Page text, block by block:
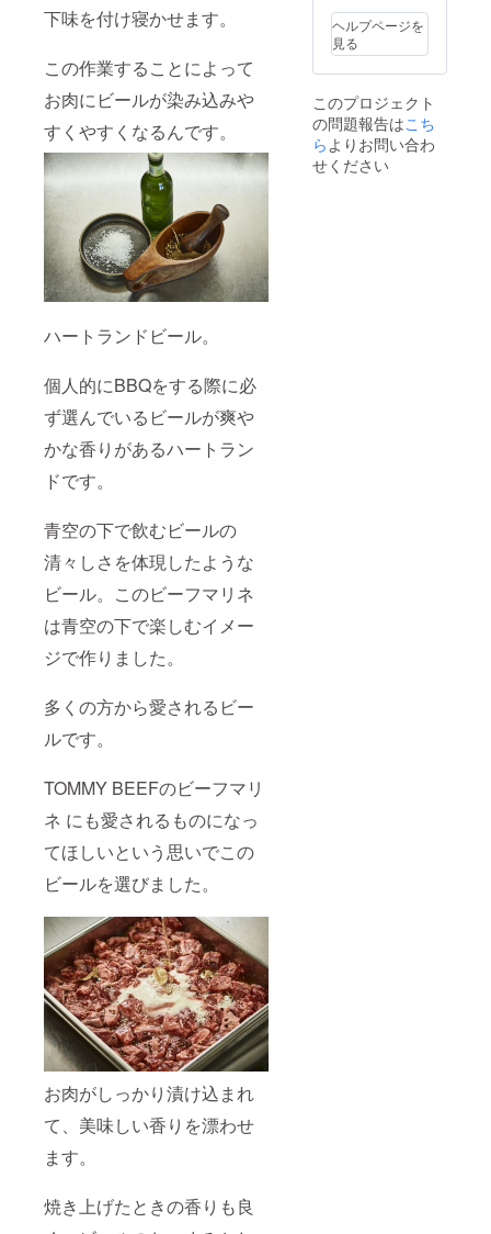
下味を付け寝かせます。
この作業することによって
お肉にビールが染み込みや
すくやすくなるんです。
ハートランドビール。
個人的にBBQをする際に必
ず選んでいるビールが爽や
かな香りがあるハートラン
ドです。
青空の下で飲むビールの
清々しさを体現したような
ビール。このビーフマリネ
は青空の下で楽しむイメー
ジで作りました。
多くの方から愛されるビー
ルです。
TOMMY BEEFのビーフマリ
ネ にも愛されるものになっ
てほしいという思いでこの
ビールを選びました。
お肉がしっかり漬け込まれ
て、美味しい香りを漂わせ
ます。
焼き上げたときの香りも良
マリネ
【ビー
ル】で
つくる
ナルレ
シピ動
画の限
定公
焼き推
奨 ！
贅沢な
ＢＢＱ
致しま
す。 自
家製6種
のスパ
イスソ
ル】を3
つ。 ぷ
りっぷ
りの牛
れ出す
ビール
とスパ
イスが
染み込
ヘルプページを
見る
このプロジェクト
の問題報告はこち
ら よりお問い合わ
せください